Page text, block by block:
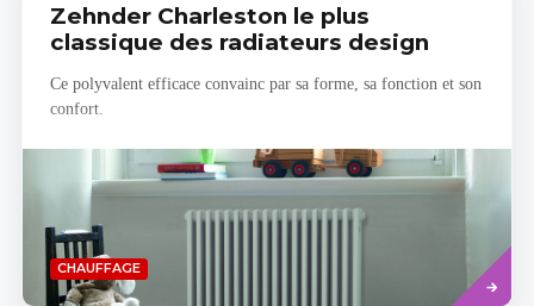
Zehnder Charleston le plus
classique des radiateurs design
Ce polyvalent efficace convainc par sa forme, sa fonction et son
confort.
CHAUFFAGE
Savoir
plus